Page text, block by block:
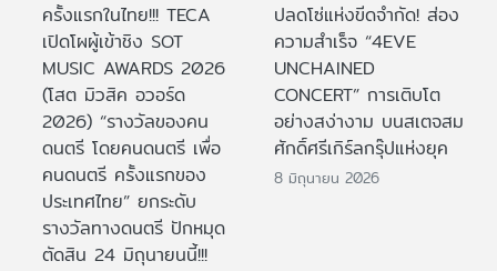
ครั้งแรกในไทย!!! TECA
เปิดโผผู้เข้าชิง SOT
MUSIC AWARDS 2026
(โสต มิวสิค อวอร์ด
2026) “รางวัลของคน
ดนตรี โดยคนดนตรี เพื่อ
คนดนตรี ครั้งแรกของ
ประเทศไทย” ยกระดับ
รางวัลทางดนตรี ปักหมุด
ตัดสิน 24 มิถุนายนนี้!!!
ปลดโซ่แห่งขีดจำกัด! ส่อง
ความสำเร็จ “4EVE
UNCHAINED
CONCERT” การเติบโต
อย่างสง่างาม บนสเตจสม
ศักดิ์ศรีเกิร์ลกรุ๊ปแห่งยุค
8 มิถุนายน 2026